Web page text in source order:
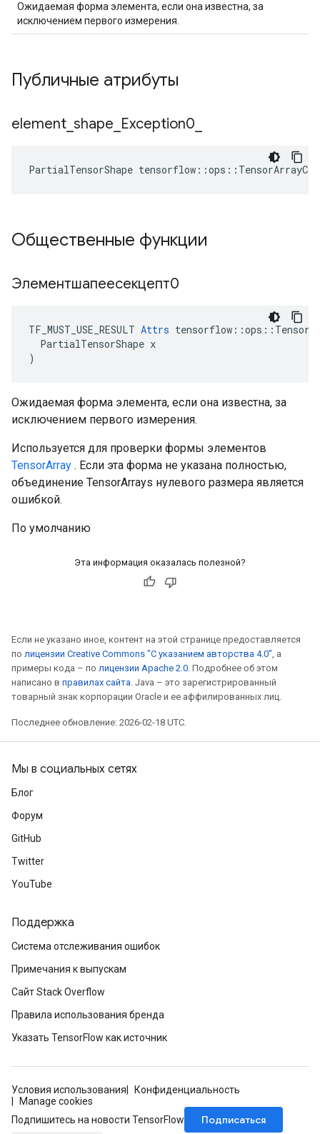
Ожидаемая форма элемента, если она известна, за
исключением первого измерения.
Публичные атрибуты
element shape Exception0
PartialTensorShape
Общественные функции
Элементшапеесекцепт0
TF_MUST_USE_RESULT Attrs
  PartialTensorShape x
)
Ожидаемая форма элемента, если она известна, за
исключением первого измерения.
Используется для проверки формы элементов
TensorArray . Если эта форма не указана полностью,
объединение TensorArrays нулевого размера является
ошибкой.
По умолчанию
Эта информация оказалась полезной?
Если не указано иное, контент на этой странице предоставляется
по лицензии Creative Commons "С указанием авторства 4.0", а
примеры кода – по лицензии Apache 2.0. Подробнее об этом
написано в правилах сайта. Java – это зарегистрированный
товарный знак корпорации Oracle и ее аффилированных лиц.
Последнее обновление: 2026-02-18 UTC.
Мы в социальных сетях
Блог
Форум
GitHub
Twitter
YouTube
Поддержка
Система отслеживания ошибок
Примечания к выпускам
Сайт Stack Overflow
Правила использования бренда
Указать TensorFlow как источник
Условия использования
Конфиденциальность
Manage cookies
Подпишитесь на новости TensorFlow
Подписаться